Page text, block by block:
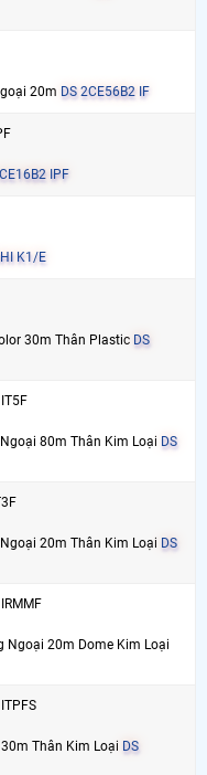
20m DS 2CE56B2 IF
IPF
K1/E
30m Thân Plastic DS
80m Thân Kim Loại DS
20m Thân Kim Loại DS
Ngoại 20m Dome Kim Loại
Thân Kim Loại DS